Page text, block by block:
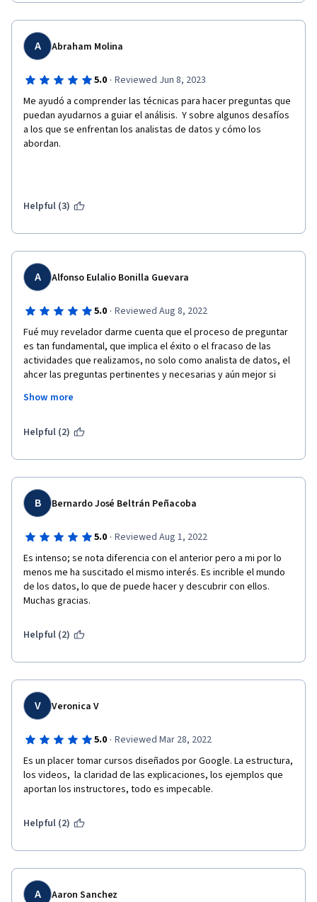
A Abraham Molina
5.0 · Reviewed Jun 8, 2023
Me ayudó a comprender las técnicas para hacer preguntas que
puedan ayudarnos a guiar el análisis.  Y sobre algunos desafíos
a los que se enfrentan los analistas de datos y cómo los
abordan.
Helpful (3)
A Alfonso Eulalio Bonilla Guevara
5.0 · Reviewed Aug 8, 2022
Fué muy revelador darme cuenta que el proceso de preguntar
es tan fundamental, que implica el éxito o el fracaso de las
actividades que realizamos, no solo como analista de datos, el
ahcer las preguntas pertinentes y necesarias y aún mejor si
mejor las tareas y tener menores dolores de cabeza, no me
anteriores de haber conocido esto antes.
Show more
Helpful (2)
B Bernardo José Beltrán Peñacoba
5.0 · Reviewed Aug 1, 2022
Es intenso; se nota diferencia con el anterior pero a mi por lo
menos me ha suscitado el mismo interés. Es incrible el mundo
de los datos, lo que de puede hacer y descubrir con ellos.
Muchas gracias.
Helpful (2)
V Veronica V
5.0 · Reviewed Mar 28, 2022
Es un placer tomar cursos diseñados por Google. La estructura,
los videos,  la claridad de las explicaciones, los ejemplos que
aportan los instructores, todo es impecable.
Helpful (2)
A Aaron Sanchez